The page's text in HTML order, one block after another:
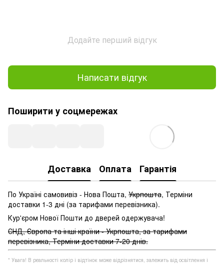
Додайте перший відгук
Написати відгук
Поширити у соцмережах
Доставка Оплата Гарантія
По Україні самовивіз - Нова Пошта, Укрпошта, Терміни
доставки 1-3 дні (за тарифами перевізника).
Кур'єром Нової Пошти до дверей одержувача!
СНД, Європа та інші країни - Укрпошта, за тарифами
перевізника, Терміни доставки 7-20 днів.
* Увага! В реальності колір і відтінок може відрізнятися, залежить від освітлення і